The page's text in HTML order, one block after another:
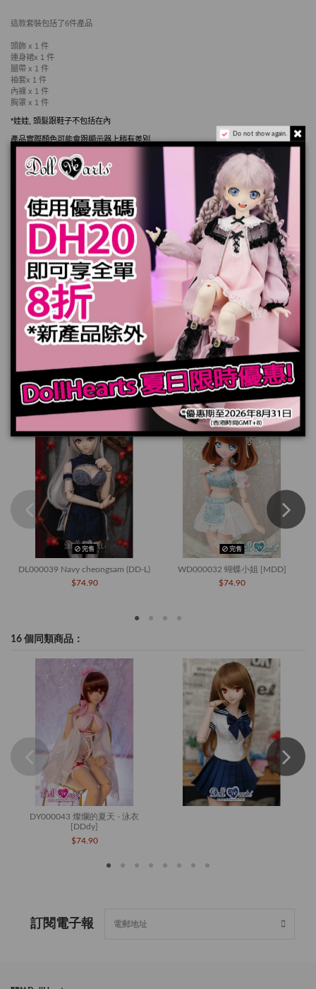
這款套裝包括了6件產品
頭飾 x 1 件
連身裙x 1 件
腿帶 x 1 件
袖套x 1 件
內褲 x 1 件
胸罩 x 1 件
*娃娃 頭髮跟鞋子不包括在內
產品實際顏色可能會跟顯示器上稍有差別
加入購物車
規格
您也可能喜歡
完售
DL000039 Navy cheongsam (DD-L)
$74.90
完售
WD000032 蝴蝶小姐 [MDD]
$74.90
16 個同類商品：
DY000043 燦爛的夏天 - 泳衣
[DDdy]
$74.90
訂閱電子報
Do not show again.